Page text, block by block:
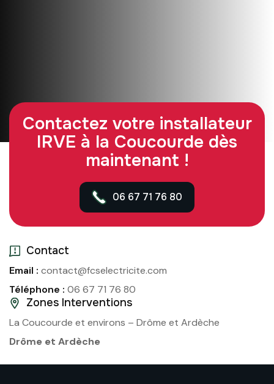
Contact
Email : contact@fcselectricite.com
Téléphone : 06 67 71 76 80
Zones Interventions
La Coucourde et environs – Drôme et Ardèche
Drôme et Ardèche
Contactez votre installateur
IRVE à la Coucourde dès
maintenant !
06 67 71 76 80